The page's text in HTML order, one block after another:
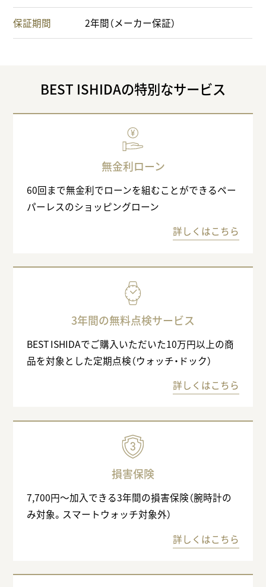
保証期間 2年間（メーカー保証）
BEST ISHIDAの特別なサービス
無金利ローン
60回まで無金利でローンを組むことができるペー
パーレスのショッピングローン
詳しくはこちら
3年間の無料点検サービス
BEST ISHIDAでご購入いただいた10万円以上の商
品を対象とした定期点検（ウォッチ・ドック）
詳しくはこちら
損害保険
7,700円〜加入できる3年間の損害保険（腕時計の
み対象。スマートウォッチ対象外）
詳しくはこちら